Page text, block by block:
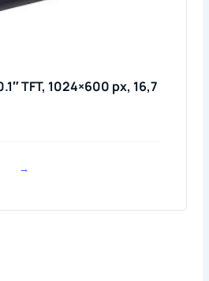
TFT, 1024×600 px, 16,7
→